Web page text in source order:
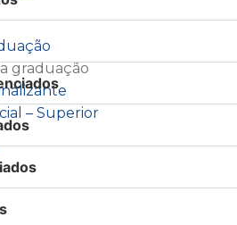
graduação
– Superior